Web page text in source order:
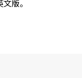
版。